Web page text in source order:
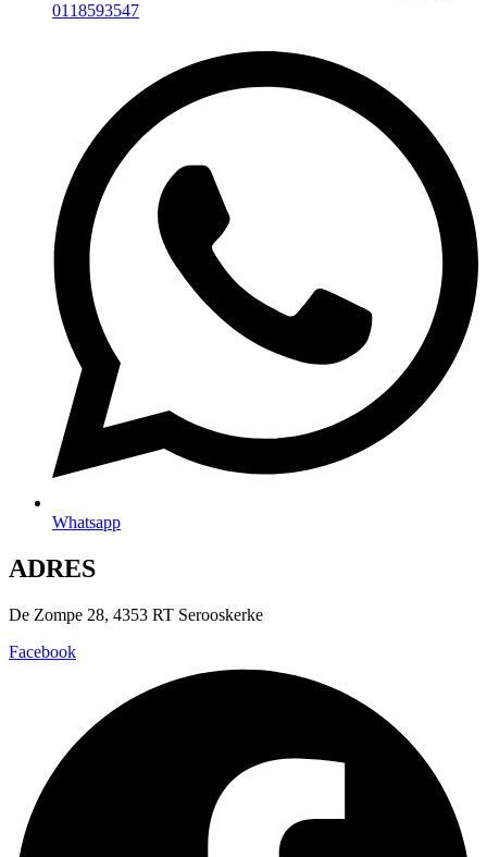
0118593547
Whatsapp
ADRES
De Zompe 28, 4353 RT Serooskerke
Facebook